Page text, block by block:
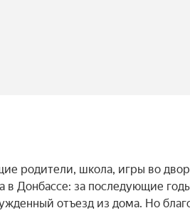
родители, школа, игры во
в Донбассе: за последующие
отъезд из дома. Но